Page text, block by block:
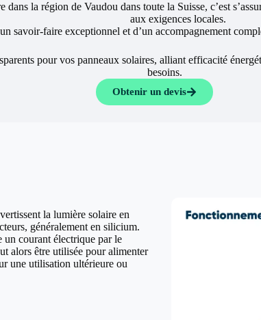
dans la région de Vaudou dans toute la Suisse, c’est
aux exigences locales.
savoir-faire exceptionnel et d’un accompagnement
pour vos panneaux solaires, alliant efficacité
besoins.
Obtenir un devis
la lumière solaire en
généralement en silicium.
un courant électrique par le
alors être utilisée pour alimenter
une utilisation ultérieure ou